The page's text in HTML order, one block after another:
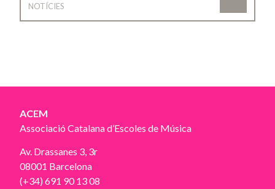
NOTÍCIES
ACEM
Associació Catalana d’Escoles de Música
Av. Drassanes 3, 3r
08001 Barcelona
(+34) 691 90 13 08